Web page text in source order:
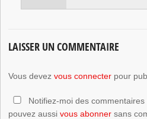
LAISSER UN COMMENTAIRE
Vous devezvous connecter pour
Notifiez-moi des
pouvez aussivous abonner sans